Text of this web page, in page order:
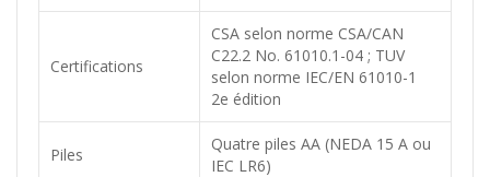
Certifications
CSA selon norme CSA/CAN
C22.2 No. 61010.1-04 ; TUV
selon norme IEC/EN 61010-1
2e édition
Piles
Quatre piles AA (NEDA 15 A ou
IEC LR6)